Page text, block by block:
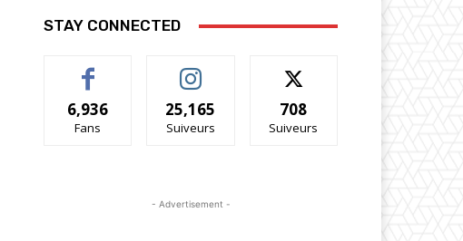
STAY CONNECTED
6,936
Fans
25,165
Suiveurs
708
Suiveurs
- Advertisement -